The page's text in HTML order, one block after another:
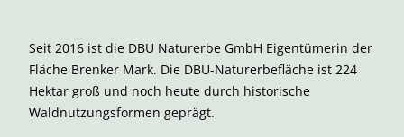
Seit 2016 ist die DBU Naturerbe GmbH Eigentümerin der
Fläche Brenker Mark. Die DBU-Naturerbefläche ist 224
Hektar groß und noch heute durch historische
Waldnutzungsformen geprägt.